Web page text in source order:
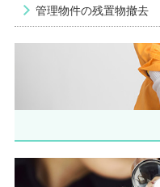
管理物件の残置物撤去